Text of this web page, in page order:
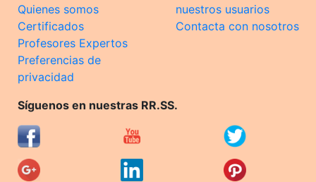
Quienes somos
Certificados
Profesores Expertos
Preferencias de
privacidad
nuestros usuarios
Contacta con nosotros
Síguenos en nuestras RR.SS.